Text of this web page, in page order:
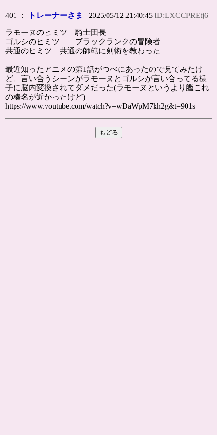
401 ： トレーナーさま 2025/05/12 21:40:45ID:LXCCPREtj6
ラモーヌのヒミツ 騎士団長
ゴルシのヒミツ ブラックランクの冒険者
共通のヒミツ 共通の師範に剣術を教わった
最近知ったアニメの第1話がつべにあったので見てみたけ
ど、言い合うシーンがラモーヌとゴルシが言い合ってる様
子に脳内変換されてダメだった(ラモーヌというより艦これ
の榛名が近かったけど)
https://www.youtube.com/watch?v=wDaWpM7kh2g&t=901s